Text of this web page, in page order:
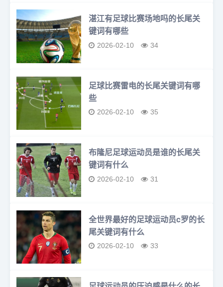
湛江有足球比赛场地吗的长尾关
键词有哪些
2026-02-10 34
足球比赛雷电的长尾关键词有哪
些
2026-02-10 35
布隆尼足球运动员是谁的长尾关
键词有什么
2026-02-10 31
全世界最好的足球运动员c罗的长
尾关键词有什么
2026-02-10 33